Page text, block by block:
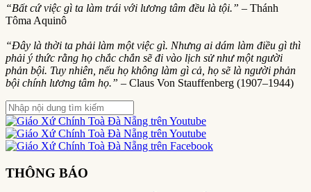
“Bất cứ việc gì ta làm trái với lương tâm đều là tội.” – Thánh
Tôma Aquinô
“Đây là thời ta phải làm một việc gì. Nhưng ai dám làm điều gì thì
phải ý thức rằng họ chắc chắn sẽ đi vào lịch sử như một người
phản bội. Tuy nhiên, nếu họ không làm gì cả, họ sẽ là người phản
bội chính lương tâm họ.” – Claus Von Stauffenberg (1907–1944)
THÔNG BÁO